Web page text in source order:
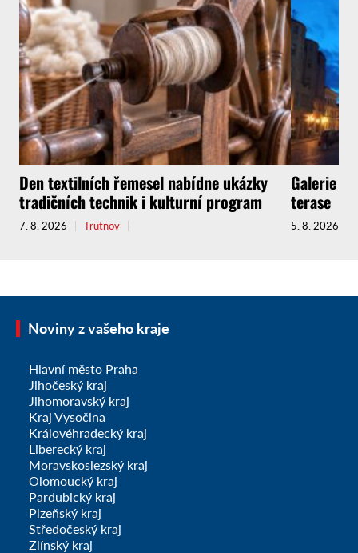
Den textilních řemesel nabídne ukázky
tradičních technik i kulturní program
7. 8. 2026 Trutnov
Galerie
terase
5. 8. 2026
Noviny z vašeho kraje
Hlavní město Praha
Jihočeský kraj
Jihomoravský kraj
Kraj Vysočina
Královéhradecký kraj
Liberecký kraj
Moravskoslezský kraj
Olomoucký kraj
Pardubický kraj
Plzeňský kraj
Středočeský kraj
Zlínský kraj